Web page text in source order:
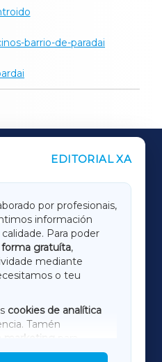
barrio-de-paradai
EDITORIAL XA
por profesionais,
información
Para poder
forma gratuíta,
mediante
o teu
cookies de analítica
Tamén
marketing